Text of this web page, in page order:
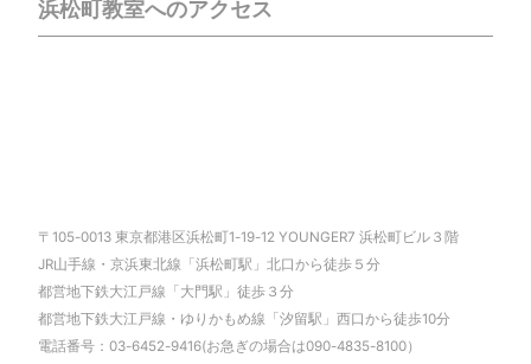
浜松町教室へのアクセス
〒105-0013 東京都港区浜松町1-19-12 YOUNGER7 浜松町ビル３階
JR山手線・京浜東北線「浜松町駅」北口から徒歩５分
都営地下鉄大江戸線「大門駅」徒歩３分
都営地下鉄大江戸線・ゆりかもめ線「汐留駅」西口から徒歩10分
電話番号：03-6452-9416(お急ぎの場合は090-4835-8100）